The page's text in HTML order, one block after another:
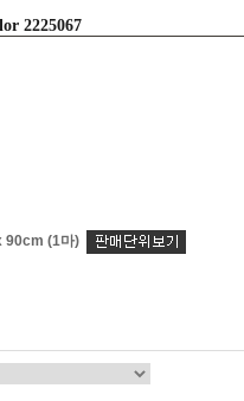
2225067
90cm (1마)